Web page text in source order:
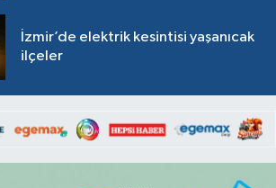
İzmir’de elektrik kesintisi yaşanıcak
ilçeler